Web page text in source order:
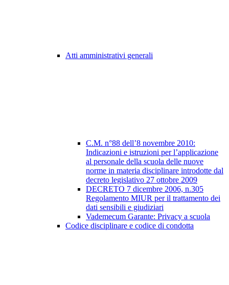
Atti amministrativi generali
C.M. n°88 dell’8 novembre 2010:
Indicazioni e istruzioni per l’applicazione
al personale della scuola delle nuove
norme in materia disciplinare introdotte dal
decreto legislativo 27 ottobre 2009
DECRETO 7 dicembre 2006, n.305
Regolamento MIUR per il trattamento dei
dati sensibili e giudiziari
Vademecum Garante: Privacy a scuola
Codice disciplinare e codice di condotta